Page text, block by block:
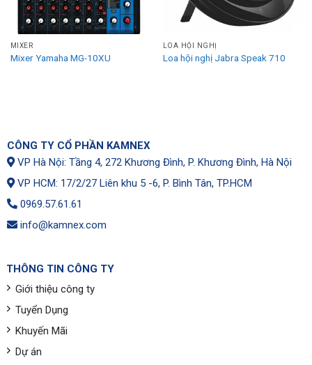
MIXER
Mixer Yamaha MG-10XU
LOA HỘI NGHỊ
Loa hội nghị Jabra Speak 710
CÔNG TY CỔ PHẦN KAMNEX
VP Hà Nội: Tầng 4, 272 Khương Đình, P. Khương Đình, Hà Nội
VP HCM: 17/2/27 Liên khu 5 -6, P. Bình Tân, TP.HCM
0969.57.61.61
info@kamnex.com
THÔNG TIN CÔNG TY
Giới thiệu công ty
Tuyển Dụng
Khuyến Mãi
Dự án